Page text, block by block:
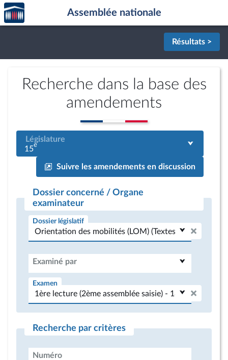
Aller au contenu
Aller en bas de la page
Accèder
à la
page
Assemblée nationale
Résultats >
Recherche dans la base des
amendements
Législature
15e
Suivre les amendements en discussion
Dossier concerné / Organe
examinateur
Dossier législatif
Examiné par
Examen
Recherche par critères
Numéro